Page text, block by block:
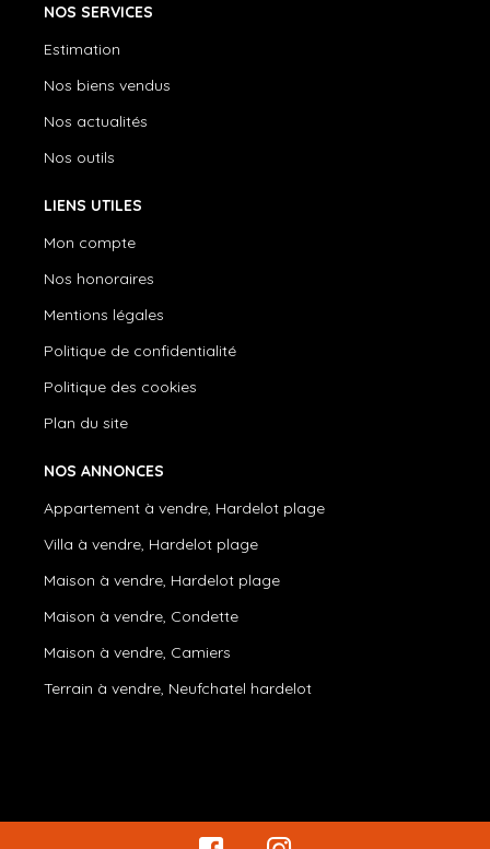
NOS SERVICES
Estimation
Nos biens vendus
Nos actualités
Nos outils
LIENS UTILES
Mon compte
Nos honoraires
Mentions légales
Politique de confidentialité
Politique des cookies
Plan du site
NOS ANNONCES
Appartement à vendre, Hardelot plage
Villa à vendre, Hardelot plage
Maison à vendre, Hardelot plage
Maison à vendre, Condette
Maison à vendre, Camiers
Terrain à vendre, Neufchatel hardelot